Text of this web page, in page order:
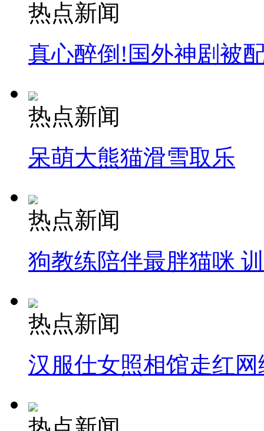
热点新闻
真心醉倒!国外神剧被
热点新闻
呆萌大熊猫滑雪取乐
热点新闻
狗教练陪伴最胖猫咪
热点新闻
汉服仕女照相馆走红网